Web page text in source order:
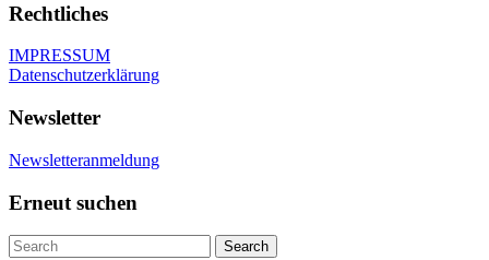
Rechtliches
IMPRESSUM
Datenschutzerklärung
Newsletter
Newsletteranmeldung
Erneut suchen